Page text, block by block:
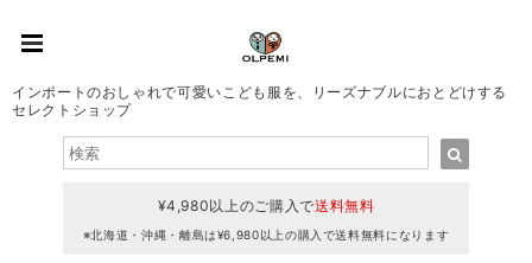
インポートのおしゃれで可愛いこども服を、リーズナブルにおとどけする
セレクトショップ
¥4,980以上のご購入で送料無料
※北海道・沖縄・離島は¥6,980以上の購入で送料無料になります